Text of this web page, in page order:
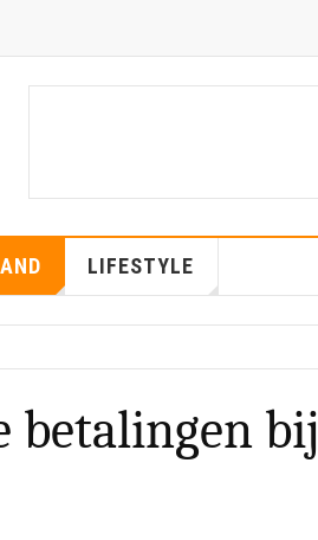
LIFESTYLE
betalingen bij